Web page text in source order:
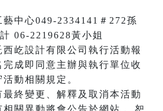
藝中心049-2334141＃272孫
06-2219628黃小姐
西屹設計有限公司執行活動報
成即同意主辦與執行單位收
動相關規定。
最終變更、解釋及取消本活動